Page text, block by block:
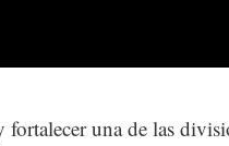
una de las